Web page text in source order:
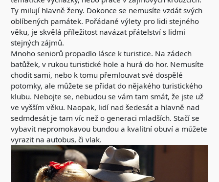
Ty milují hlavně ženy. Dokonce se nemusíte vzdát svých
oblíbených památek. Pořádané výlety pro lidi stejného
věku, je skvělá příležitost navázat přátelství s lidmi
stejných zájmů.
Mnoho seniorů propadlo lásce k turistice. Na zádech
batůžek, v rukou turistické hole a hurá do hor. Nemusíte
chodit sami, nebo k tomu přemlouvat své dospělé
potomky, ale můžete se přidat do nějakého turistického
klubu. Nebojte se, nebudou se vám tam smát, že jste už
ve vyšším věku. Naopak, lidí nad šedesát a hlavně nad
sedmdesát je tam víc než o generaci mladších. Stačí se
vybavit nepromokavou bundou a kvalitní obuví a můžete
vyrazit na autobus, či vlak.